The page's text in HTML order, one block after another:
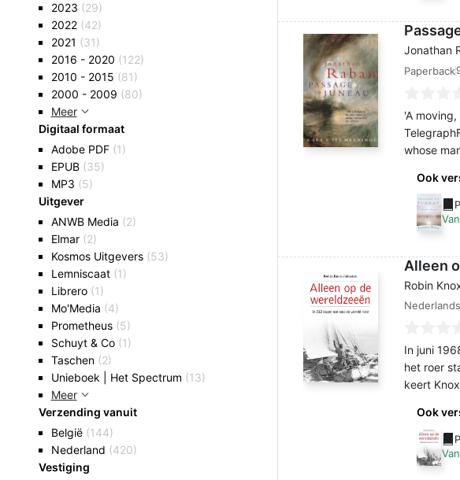
2023 (29)
2022 (42)
2021 (31)
2016 - 2020 (122)
2010 - 2015 (81)
2000 - 2009 (80)
Meer
Digitaal formaat
Adobe PDF (1)
EPUB (35)
MP3 (5)
Uitgever
ANWB Media (2)
Elmar (2)
Kosmos Uitgevers (53)
Lemniscaat (1)
Librero (1)
Mo'Media (4)
Prometheus (5)
Schuyt & Co (1)
Taschen (2)
Unieboek | Het Spectrum (13)
Meer
Verzending vanuit
België (144)
Nederland (420)
Vestiging
Jonathan
Paperback
'A
whose
Ook
Alleen
Robin
In juni
het roer
keert
Ook